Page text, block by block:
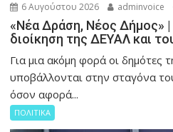
6 Αυγούστου 2026 adminvoice
«Νέα Δράση, Νέος Δήμος» |
διοίκηση της ΔΕΥΑΛ και
Για μια ακόμη φορά οι δημότες
υποβάλλονται στην σταγόνα
όσον αφορά...
ΠΟΛΙΤΙΚΑ